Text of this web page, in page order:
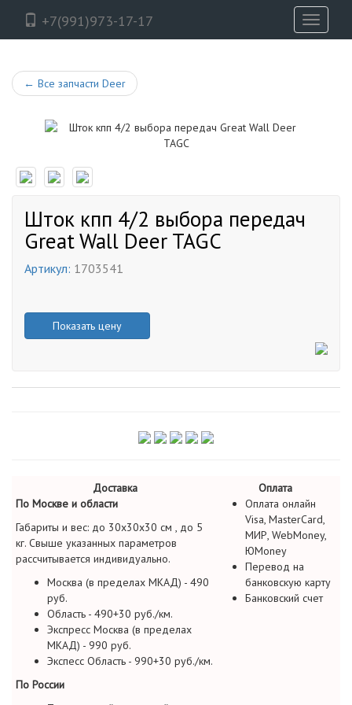
+7(991)973-17-17
Toggle
← Все запчасти Deer
Шток кпп 4/2 выбора передач
Great Wall Deer TAGC
Артикул: 1703541
Показать цену
Доставка
Оплата
По Москве и области
Габариты и вес: до 30х30х30 см , до 5
кг. Свыше указанных параметров
рассчитывается индивидуально.
Москва (в пределах МКАД) - 490
руб.
Область - 490+30 руб./км.
Экспресс Москва (в пределах
МКАД) - 990 руб.
Экспесс Область - 990+30 руб./км.
По России
Оплата онлайн
Visa, MasterCard,
МИР, WebMoney,
ЮMoney
Перевод на
банковскую карту
Банковский счет